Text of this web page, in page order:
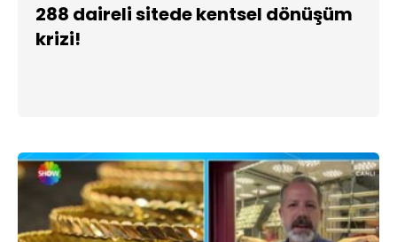
288 daireli sitede kentsel dönüşüm
krizi!